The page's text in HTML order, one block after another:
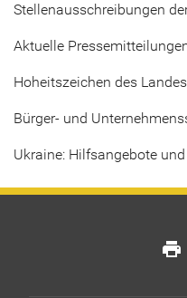
Stellenausschreibungen
Aktuelle
Hoheitszeichen des Landes
Bürger- und
Ukraine: Hilfsangebote
print